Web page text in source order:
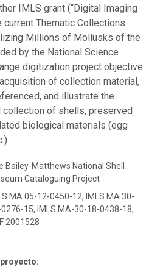
IMLS grant (“Digital Imaging
current Thematic Collections
Millions of Mollusks of the
by the National Science
digitization project objective
of collection material,
and illustrate the
collection of shells, preserved
biological materials (egg
Bailey-Matthews National Shell
Cataloguing Project
MA 05-12-0450-12, IMLS MA 30-
15, IMLS MA-30-18-0438-18,
2001528